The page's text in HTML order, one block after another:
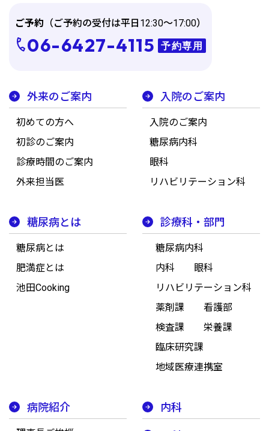
ご予約 （ご予約の受付は平日12:30～17:00）
06-6427-4115 予約専用
外来のご案内
初めての方へ
初診のご案内
診療時間のご案内
外来担当医
入院のご案内
入院のご案内
糖尿病内科
眼科
リハビリテーション科
糖尿病とは
糖尿病とは
肥満症とは
池田Cooking
診療科・部門
糖尿病内科
内科
眼科
リハビリテーション科
薬剤課
看護部
検査課
栄養課
臨床研究課
地域医療連携室
病院紹介 内科